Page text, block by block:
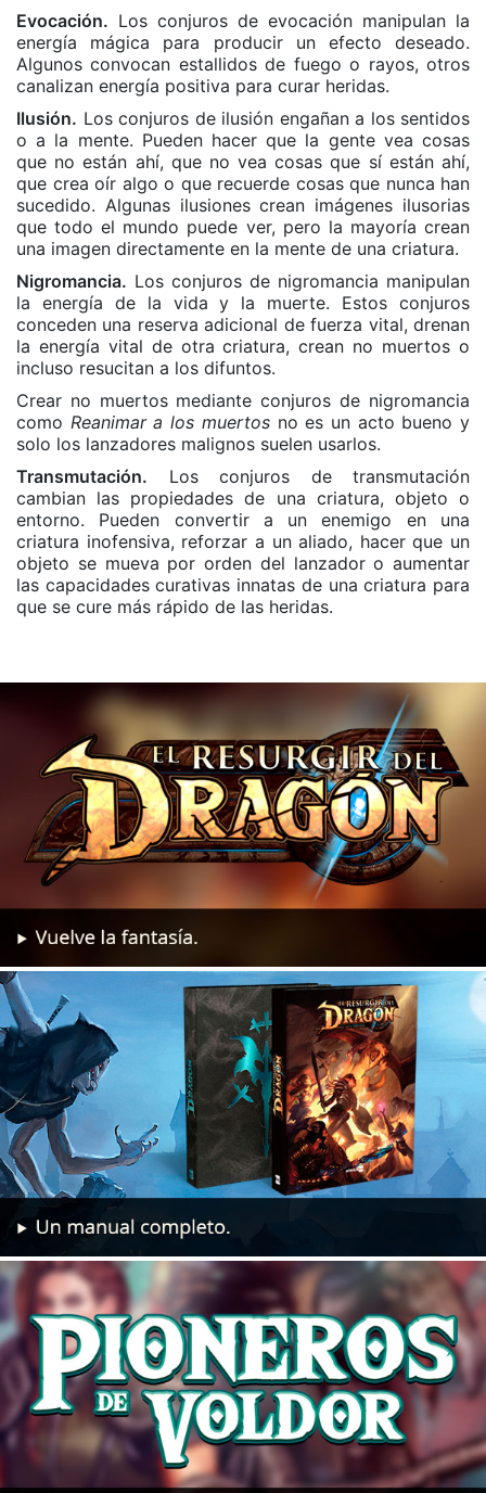
Evocación. Los conjuros de evocación manipulan la
energía mágica para producir un efecto deseado.
Algunos convocan estallidos de fuego o rayos, otros
canalizan energía positiva para curar heridas.
Ilusión. Los conjuros de ilusión engañan a los sentidos
o a la mente. Pueden hacer que la gente vea cosas
que no están ahí, que no vea cosas que sí están ahí,
que crea oír algo o que recuerde cosas que nunca han
sucedido. Algunas ilusiones crean imágenes ilusorias
que todo el mundo puede ver, pero la mayoría crean
una imagen directamente en la mente de una criatura.
Nigromancia. Los conjuros de nigromancia manipulan
la energía de la vida y la muerte. Estos conjuros
conceden una reserva adicional de fuerza vital, drenan
la energía vital de otra criatura, crean no muertos o
incluso resucitan a los difuntos.
Crear no muertos mediante conjuros de nigromancia
como Reanimar a los muertosno es un acto bueno y
solo los lanzadores malignos suelen usarlos.
Transmutación. Los conjuros de transmutación
cambian las propiedades de una criatura, objeto o
entorno. Pueden convertir a un enemigo en una
criatura inofensiva, reforzar a un aliado, hacer que un
objeto se mueva por orden del lanzador o aumentar
las capacidades curativas innatas de una criatura para
que se cure más rápido de las heridas.